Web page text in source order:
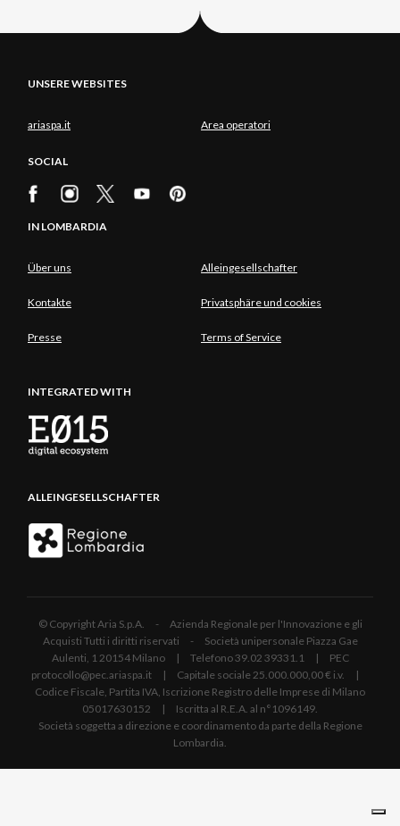
UNSERE WEBSITES
ariaspa.it Area operatori
SOCIAL
IN LOMBARDIA
Über uns Alleingesellschafter
Kontakte Privatsphäre und cookies
Presse Terms of Service
INTEGRATED WITH
ALLEINGESELLSCHAFTER
© Copyright Aria S.p.A. - Azienda Regionale per l'Innovazione e gli
Acquisti Tutti i diritti riservati - Società unipersonale Piazza Gae
Aulenti, 1 20154 Milano | Telefono 39.02 39331.1 | PEC
protocollo@pec.ariaspa.it | Capitale sociale 25.000.000,00 € i.v. |
Codice Fiscale, Partita IVA, Iscrizione Registro delle Imprese di Milano
05017630152 | Iscritta al R.E.A. al n°1096149.
Società soggetta a direzione e coordinamento da parte della Regione
Lombardia.